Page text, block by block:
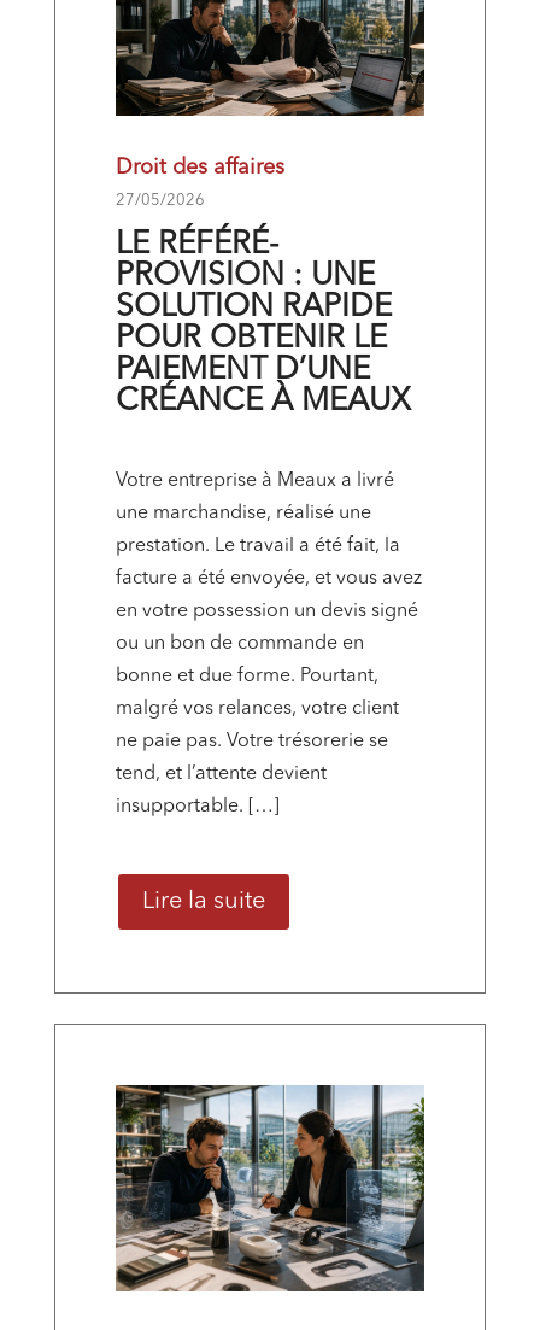
Droit des affaires
27/05/2026
LE RÉFÉRÉ-
PROVISION : UNE
SOLUTION RAPIDE
POUR OBTENIR LE
PAIEMENT D’UNE
CRÉANCE À MEAUX
Votre entreprise à Meaux a livré
une marchandise, réalisé une
prestation. Le travail a été fait, la
facture a été envoyée, et vous avez
en votre possession un devis signé
ou un bon de commande en
bonne et due forme. Pourtant,
malgré vos relances, votre client
ne paie pas. Votre trésorerie se
tend, et l’attente devient
insupportable. […]
Lire la suite